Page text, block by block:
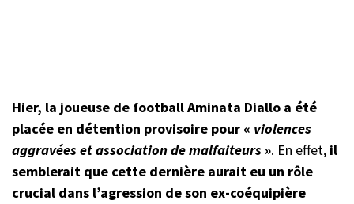
Hier, la joueuse de football Aminata Diallo a été
placée en détention provisoire pour « violences
aggravées et association de malfaiteurs». En effet, il
semblerait que cette dernière aurait eu un rôle
crucial dans l’agression de son ex-coéquipière